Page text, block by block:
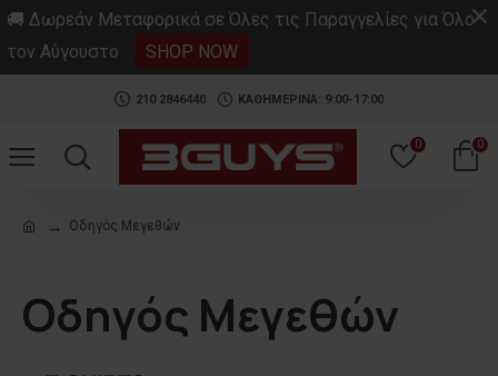
🚚 Δωρεάν Μεταφορικά σε Όλες τις Παραγγελίες για Όλο
τον Αύγουστο
SHOP NOW
210 2846440 ΚΑΘΗΜΕΡΙΝΑ: 9:00-17:00
0 0
Οδηγός Μεγεθών
Οδηγός Μεγεθών